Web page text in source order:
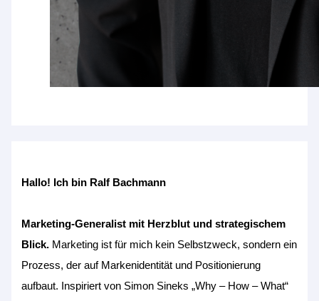
Hallo! Ich bin Ralf Bachmann
Marketing-Generalist mit Herzblut und strategischem
Blick. Marketing ist für mich kein Selbstzweck, sondern ein
Prozess, der auf Markenidentität und Positionierung
aufbaut. Inspiriert von Simon Sineks „Why – How – What“